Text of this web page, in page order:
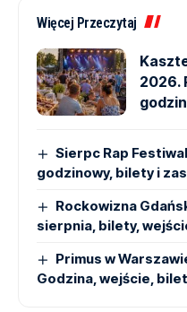
Więcej Przeczytaj
2026.
Sierpc Rap
godzinowy, bilety i
Rockowizna
sierpnia, bilety,
Primus w
Godzina, wejście,